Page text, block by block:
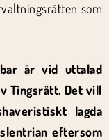
som
är vid uttalad
Tingsrätt. Det vill
lagda
eftersom